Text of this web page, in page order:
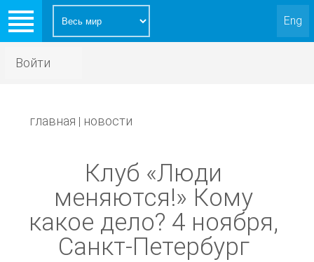
Eng
Войти
главная | новости
Клуб «Люди
меняются!» Кому
какое дело? 4 ноября,
Санкт-Петербург